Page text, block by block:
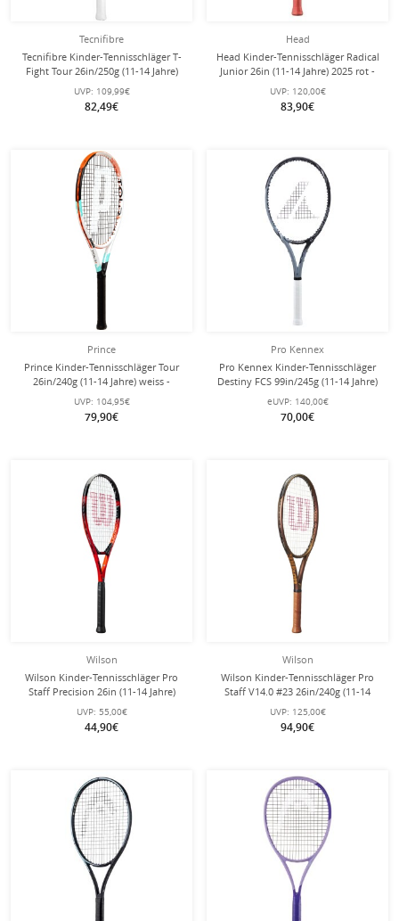
Tecnifibre
Tecnifibre Kinder-Tennisschläger T-
Fight Tour 26in/250g (11-14 Jahre)
2025 weiss - besaitet -
UVP: 109,99€
82,49€
Head
Head Kinder-Tennisschläger Radical
Junior 26in (11-14 Jahre) 2025 rot -
besaitet -
UVP: 120,00€
83,90€
Prince
Prince Kinder-Tennisschläger Tour
26in/240g (11-14 Jahre) weiss -
besaitet -
UVP: 104,95€
79,90€
Pro Kennex
Pro Kennex Kinder-Tennisschläger
Destiny FCS 99in/245g (11-14 Jahre)
grau - besaitet -
eUVP: 140,00€
70,00€
Wilson
Wilson Kinder-Tennisschläger Pro
Staff Precision 26in (11-14 Jahre)
2023 rot - besaitet -
UVP: 55,00€
44,90€
Wilson
Wilson Kinder-Tennisschläger Pro
Staff V14.0 #23 26in/240g (11-14
Jahre) bronzebraun - besaitet -
UVP: 125,00€
94,90€